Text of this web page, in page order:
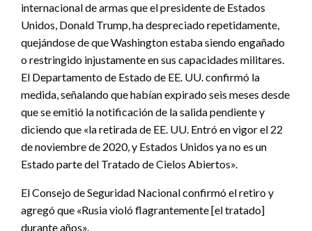
internacional de armas que el presidente de Estados
Unidos, Donald Trump, ha despreciado repetidamente,
quejándose de que Washington estaba siendo engañado
o restringido injustamente en sus capacidades militares.
El Departamento de Estado de EE. UU. confirmó la
medida, señalando que habían expirado seis meses desde
que se emitió la notificación de la salida pendiente y
diciendo que «la retirada de EE. UU. Entró en vigor el 22
de noviembre de 2020, y Estados Unidos ya no es un
Estado parte del Tratado de Cielos Abiertos».
El Consejo de Seguridad Nacional confirmó el retiro y
agregó que «Rusia violó flagrantemente [el tratado]
durante años».